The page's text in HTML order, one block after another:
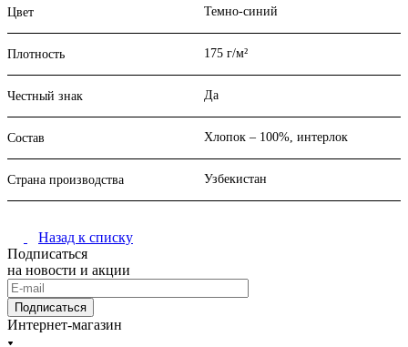
Цвет Темно-синий
Плотность 175 г/м²
Честный знак Да
Состав Хлопок – 100%, интерлок
Страна производства Узбекистан
Назад к списку
Подписаться
на новости и акции
Подписаться
Интернет-магазин